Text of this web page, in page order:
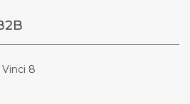
8